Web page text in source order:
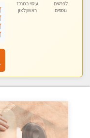
לפרטים
נוספים
עיסוי במרכז
ראשון לציון